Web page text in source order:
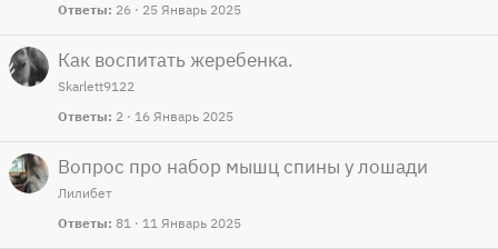
Ответы 26 25 Январь 2025
Как воспитать жеребенка.
Skarlett9122
Ответы 2 16 Январь 2025
Вопрос про набор мышц спины у лошади
Лилибет
Ответы 81 11 Январь 2025